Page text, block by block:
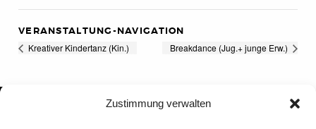
Zustimmung verwalten
VERANSTALTUNG-NAVIGATION
Kreativer Kindertanz (Kin.) Breakdance (Jug.+ junge Erw.)